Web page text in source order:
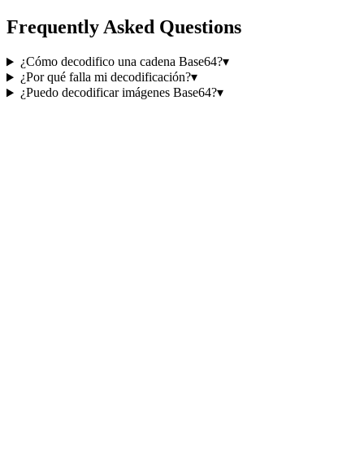
Frequently Asked Questions
¿Cómo decodifico una cadena Base64?▾
¿Por qué falla mi decodificación?▾
¿Puedo decodificar imágenes Base64?▾